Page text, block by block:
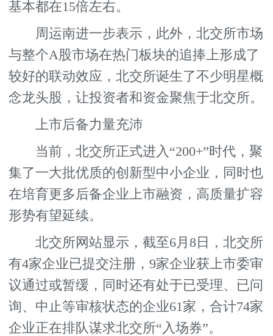
基本都在15倍左右。
周运南进一步表示，此外，北交所市场
与整个A股市场在热门板块的追捧上形成了
较好的联动效应，北交所诞生了不少明星概
念龙头股，让投资者和资金聚焦于北交所。
上市后备力量充沛
当前，北交所正式进入“200+”时代，聚
集了一大批优质的创新型中小企业，同时也
在培育更多后备企业上市融资，高质量扩容
形势有望延续。
北交所网站显示，截至6月8日，北交所
有4家企业已提交注册，9家企业获上市委审
议通过或暂缓，同时还有处于已受理、已问
询、中止等审核状态的企业61家，合计74家
企业正在排队谋求北交所“入场券”。